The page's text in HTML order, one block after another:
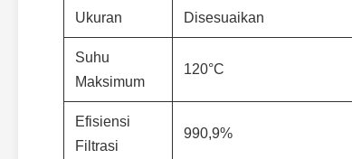
Ukuran Disesuaikan
Suhu
Maksimum
120°C
Efisiensi
Filtrasi
990,9%